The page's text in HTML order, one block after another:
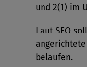
und 2(1) im
Laut SFO
angerichtete
belaufen.